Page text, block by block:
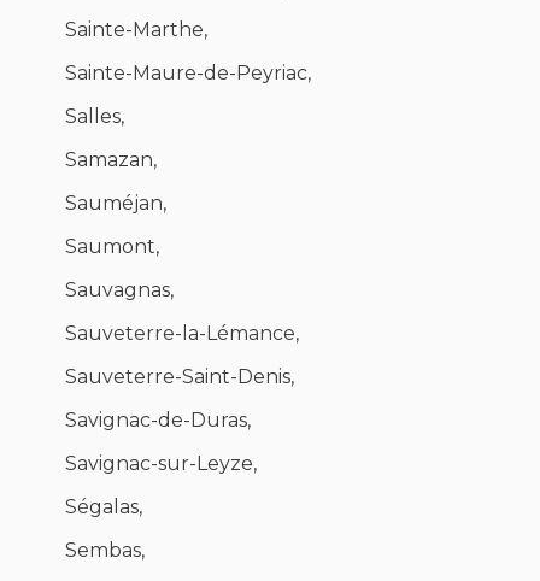
Sainte-Marthe,
Sainte-Maure-de-Peyriac,
Salles,
Samazan,
Sauméjan,
Saumont,
Sauvagnas,
Sauveterre-la-Lémance,
Sauveterre-Saint-Denis,
Savignac-de-Duras,
Savignac-sur-Leyze,
Ségalas,
Sembas,